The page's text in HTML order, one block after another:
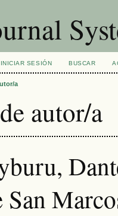
INICIAR SESIÓN BUSCAR
a
autor/a